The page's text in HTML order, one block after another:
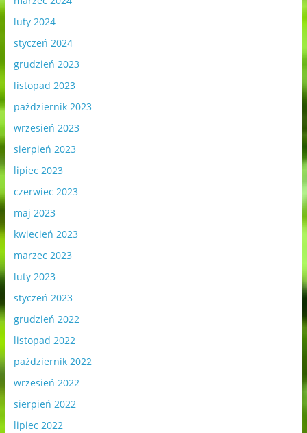
luty 2024
styczeń 2024
grudzień 2023
listopad 2023
październik 2023
wrzesień 2023
sierpień 2023
lipiec 2023
czerwiec 2023
maj 2023
kwiecień 2023
marzec 2023
luty 2023
styczeń 2023
grudzień 2022
listopad 2022
październik 2022
wrzesień 2022
sierpień 2022
lipiec 2022